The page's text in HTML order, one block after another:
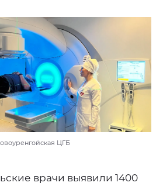
ЦГБ
врачи выявили 1400